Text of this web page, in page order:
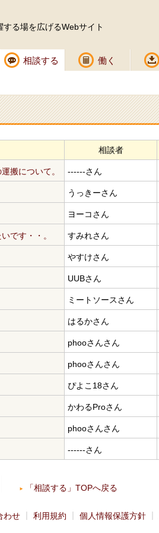
する場を広げるWebサイト
相談する 働く
相談者
搬について。 ------さん
うっきーさん
ヨーコさん
です・・。 すみれさん
やすけさん
UUBさん
ミートソースさん
はるかさん
phooさんさん
phooさんさん
ぴよこ18さん
かわるProさん
phooさんさん
------さん
「相談する」TOPへ戻る
わせ 利用規約 個人情報保護方針